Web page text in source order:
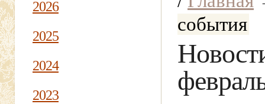
2026
2025
2024
2023
события